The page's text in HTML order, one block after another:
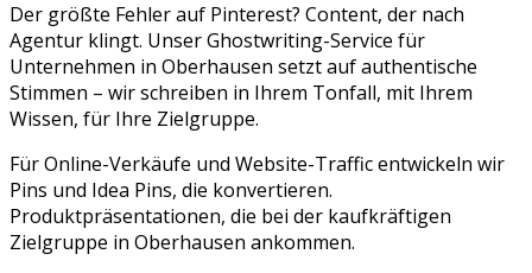
Der größte Fehler auf Pinterest? Content, der nach
Agentur klingt. Unser Ghostwriting-Service für
Unternehmen in Oberhausen setzt auf authentische
Stimmen – wir schreiben in Ihrem Tonfall, mit Ihrem
Wissen, für Ihre Zielgruppe.
Für Online-Verkäufe und Website-Traffic entwickeln wir
Pins und Idea Pins, die konvertieren.
Produktpräsentationen, die bei der kaufkräftigen
Zielgruppe in Oberhausen ankommen.